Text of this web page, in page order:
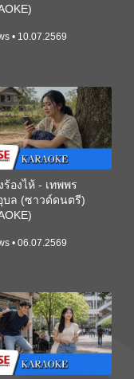
• 10.07.2569
ร้องไห้ - เทพพร
บล (ซาวด์ดนตรี)
• 06.07.2569